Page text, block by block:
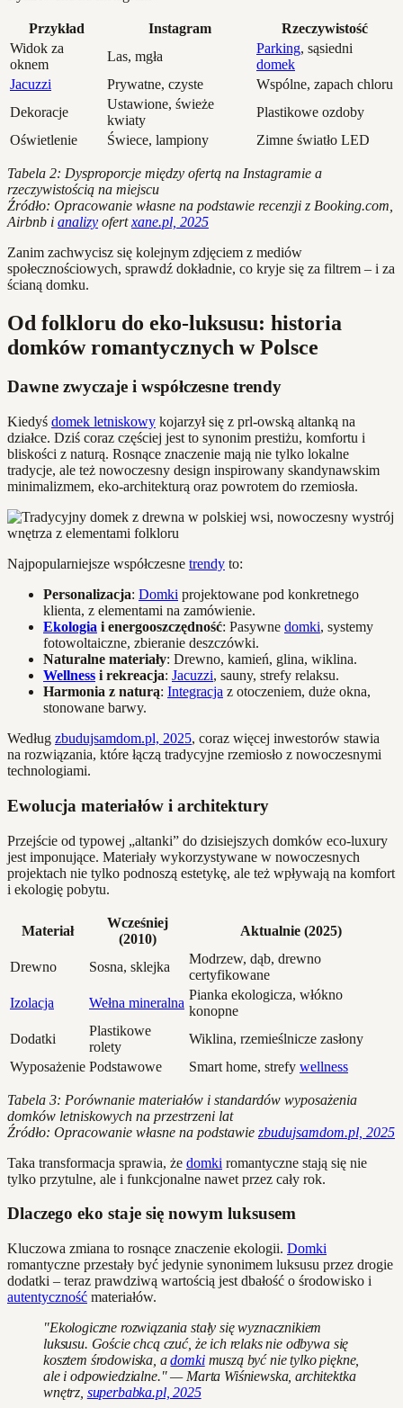
Przykład Instagram
Rzeczywistość
Widok za
oknem
Las, mgła
Parking, sąsiedni
domek
Jacuzzi
Prywatne, czyste
Wspólne, zapach chloru
Dekoracje
Ustawione, świeże
kwiaty
Plastikowe ozdoby
Oświetlenie
Świece, lampiony Zimne światło LED
Tabela 2: Dysproporcje między ofertą na Instagramie a
rzeczywistością na miejscu
Źródło: Opracowanie własne na podstawie recenzji z Booking.com,
Airbnb i analizy ofertxane.pl, 2025
Zanim zachwycisz się kolejnym zdjęciem z mediów
społecznościowych, sprawdź dokładnie, co kryje się za filtrem – i za
ścianą domku.
Od folkloru do eko-luksusu: historia
domków romantycznych w Polsce
Dawne zwyczaje i współczesne trendy
Kiedyś domek letniskowy kojarzył się z prl-owską altanką na
działce. Dziś coraz częściej jest to synonim prestiżu, komfortu i
bliskości z naturą. Rosnące znaczenie mają nie tylko lokalne
tradycje, ale też nowoczesny design inspirowany skandynawskim
minimalizmem, eko-architekturą oraz powrotem do rzemiosła.
Najpopularniejsze współczesne trendy to:
Personalizacja: Domki projektowane pod konkretnego
klienta, z elementami na zamówienie.
Ekologia i energooszczędność: Pasywne domki, systemy
fotowoltaiczne, zbieranie deszczówki.
Naturalne materiały: Drewno, kamień, glina, wiklina.
Wellness i rekreacja: Jacuzzi, sauny, strefy relaksu.
Harmonia z naturą: Integracja z otoczeniem, duże okna,
stonowane barwy.
Według zbudujsamdom.pl, 2025, coraz więcej inwestorów stawia
na rozwiązania, które łączą tradycyjne rzemiosło z nowoczesnymi
technologiami.
Ewolucja materiałów i architektury
Przejście od typowej „altanki” do dzisiejszych domków eco-luxury
jest imponujące. Materiały wykorzystywane w nowoczesnych
projektach nie tylko podnoszą estetykę, ale też wpływają na komfort
i ekologię pobytu.
Materiał
Wcześniej
(2010)
Aktualnie (2025)
Drewno Sosna, sklejka
Modrzew, dąb, drewno
certyfikowane
Izolacja
Wełna mineralna
Pianka ekologicza, włókno
konopne
Dodatki
Plastikowe
rolety
Wiklina, rzemieślnicze zasłony
Wyposażenie Podstawowe Smart home, strefy wellness
Tabela 3: Porównanie materiałów i standardów wyposażenia
domków letniskowych na przestrzeni lat
Źródło: Opracowanie własne na podstawie zbudujsamdom.pl, 2025
Taka transformacja sprawia, że domki romantyczne stają się nie
tylko przytulne, ale i funkcjonalne nawet przez cały rok.
Dlaczego eko staje się nowym luksusem
Kluczowa zmiana to rosnące znaczenie ekologii. Domki
romantyczne przestały być jedynie synonimem luksusu przez drogie
dodatki – teraz prawdziwą wartością jest dbałość o środowisko i
autentyczność materiałów.
"Ekologiczne rozwiązania stały się wyznacznikiem
luksusu. Goście chcą czuć, że ich relaks nie odbywa się
kosztem środowiska, adomkimuszą być nie tylko piękne,
ale i odpowiedzialne." — Marta Wiśniewska, architektka
wnętrz, superbabka.pl, 2025